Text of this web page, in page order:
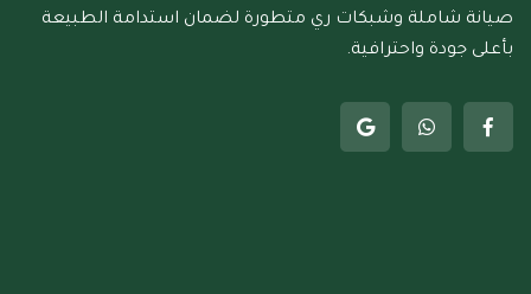
صيانة شاملة وشبكات ري متطورة لضمان استدامة الطبيعة
بأعلى جودة واحترافية.